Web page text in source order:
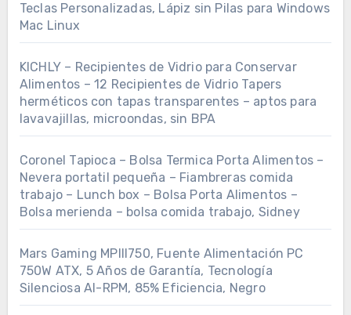
Teclas Personalizadas, Lápiz sin Pilas para Windows
Mac Linux
KICHLY – Recipientes de Vidrio para Conservar
Alimentos – 12 Recipientes de Vidrio Tapers
herméticos con tapas transparentes – aptos para
lavavajillas, microondas, sin BPA
Coronel Tapioca – Bolsa Termica Porta Alimentos –
Nevera portatil pequeña – Fiambreras comida
trabajo – Lunch box – Bolsa Porta Alimentos –
Bolsa merienda – bolsa comida trabajo, Sidney
Mars Gaming MPIII750, Fuente Alimentación PC
750W ATX, 5 Años de Garantía, Tecnología
Silenciosa AI-RPM, 85% Eficiencia, Negro